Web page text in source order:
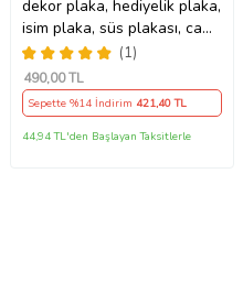
dekor plaka, hediyelik plaka,
isim plaka, süs plakası, cam
önü plakası, tırcı plakası
(Sarı-Siyah)
(1)
490,00 TL
Sepette %14 İndirim 421,40 TL
44,94 TL'den Başlayan Taksitlerle